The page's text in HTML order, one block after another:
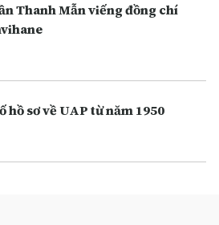
Thanh Mẫn viếng đồng chí
hồ sơ về UAP từ năm 1950